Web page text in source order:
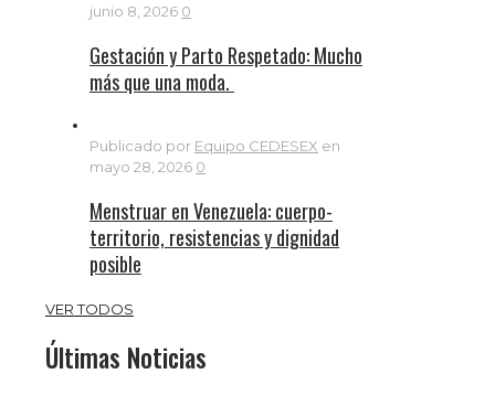
junio 8, 2026 0
Gestación y Parto Respetado: Mucho
más que una moda.
Publicado por Equipo CEDESEX en
mayo 28, 2026 0
Menstruar en Venezuela: cuerpo-
territorio, resistencias y dignidad
posible
VER TODOS
Últimas Noticias